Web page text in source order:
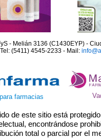
- Melián 3136 (C1430EYP) -
(5411) 4545-2233 - Mail:
farmacias
de este sitio está
encontrándose
total o parcial por el